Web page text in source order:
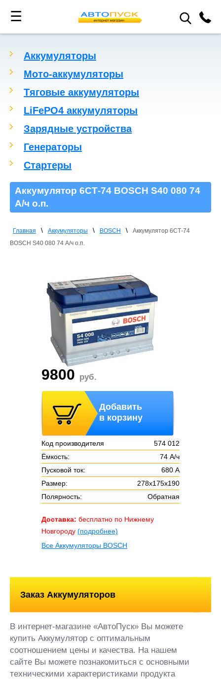
☰
Аккумуляторы
Мото-аккумуляторы
Тяговые аккумуляторы
LiFePO4 аккумуляторы
Зарядные устройства
Генераторы
Стартеры
Аккумулятор 6СТ-74 BOSCH S40 080 74
А/ч о.п.
Главная \ Аккумуляторы \ BOSCH \
Аккумулятор 6СТ-74
BOSCH S40 080 74 А/ч о.п.
9800 руб.
Добавить
в корзину
Код производителя
574 012
Ёмкость:
74 А/ч
Пусковой ток:
680 А
Размер:
278х175х190
Полярность:
Обратная
Доставка: бесплатно по Нижнему
Новгороду (подробнее)
Все Аккумуляторы BOSCH
Заказ Аккумуляторов
В интернет-магазине «АвтоПуск» Вы можете
купить Аккумулятор с оптимальным
соотношением цены и качества. На нашем
сайте Вы можете познакомиться с основными
техническими характеристиками продукта